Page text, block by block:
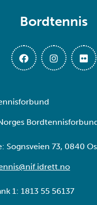
Bordtennis
Sognsveien 73, 0840
1: 1813 55 56137